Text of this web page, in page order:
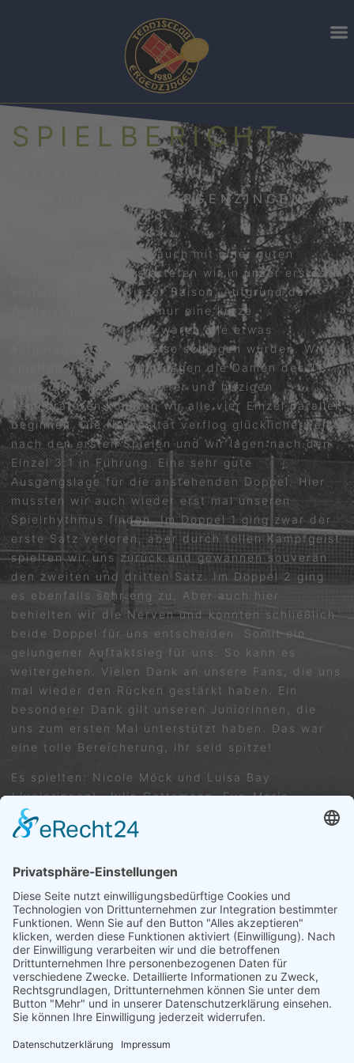
SPIELBERICHT
TC HORB 1 – TC ERGENZINGEN
1 18.06.2023
Voller Vorfreude aber auch mit einer guten
Portion Nervosität starteten wir in unser erstes
Verbandsspiel in dieser Saison. Aufgrund der
Wetterlage hatten wir nur eine kurze
Vorbereitungszeit und waren alle etwas
aufgeregt, wie wir uns so schlagen würden. Wir
spielten das erste Mal gegen die Damen des TC
Horb. Bei sonnigem Wetter und hitzigen
Temperaturen konnten wir alle vier Einzel parallel
beginnen. Die Nervosität verflog glücklicherweise
nach den ersten Spielen und wir lagen nach den
Einzel 3:1 in Führung. Eine sehr gute
Ausgangslage für die anstehenden Doppel. Hier
mussten wir auch wieder erst mal unseren
Spielrhythmus finden. Im Doppel 1 ging zwar der
erste Satz verloren, aber durch tollen Kampfgeist
spielten wir uns zurück und gewannen souverän
den zweiten und dritten Satz. Im Doppel 2 ging
es ebenfalls sehr eng zu. Aber auch hier
behielten wir die Nerven und konnten schließlich
beide Doppel für uns entscheiden. Somit ein
gelungener Auftaktsieg für uns. So kann es
weitergehen. Vielen Dank an unsere Fans, die uns
mal wieder den Rücken gestärkt haben. Ein
besonderer Dank gilt unseren Juniorinnen, die
uns zum ersten Mal unterstützt haben. Das war
eine tolle Bereicherung, ihr seid spitze!
Es spielten: Nicole Möck und Luisa Bay
(Juniorinnen), Julia Gottsmann, Eva-Maria
Biesinger, Sonja Girbinger
Saisonvorschau der Mannschaften
Trete uns ganz einfach bei ...
Wir freuen uns auf dich – Dein Tennisverein
Ergenzingen
HIER KLICKEN